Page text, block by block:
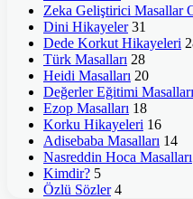
Zeka Geliştirici Masallar
Dini Hikayeler 31
Dede Korkut Hikayeleri
Türk Masalları 28
Heidi Masalları 20
Değerler Eğitimi Masalları
Ezop Masalları 18
Korku Hikayeleri 16
Adisebaba Masalları 14
Nasreddin Hoca Masalları
Kimdir? 5
Özlü Sözler 4